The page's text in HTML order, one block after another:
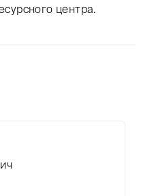
центра.